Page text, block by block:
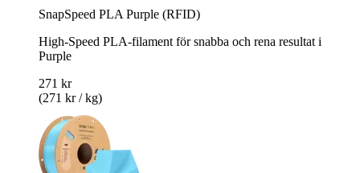
SnapSpeed PLA Purple (RFID)
High-Speed PLA-filament för snabba och rena resultat i
Purple
271 kr
(271 kr / kg)